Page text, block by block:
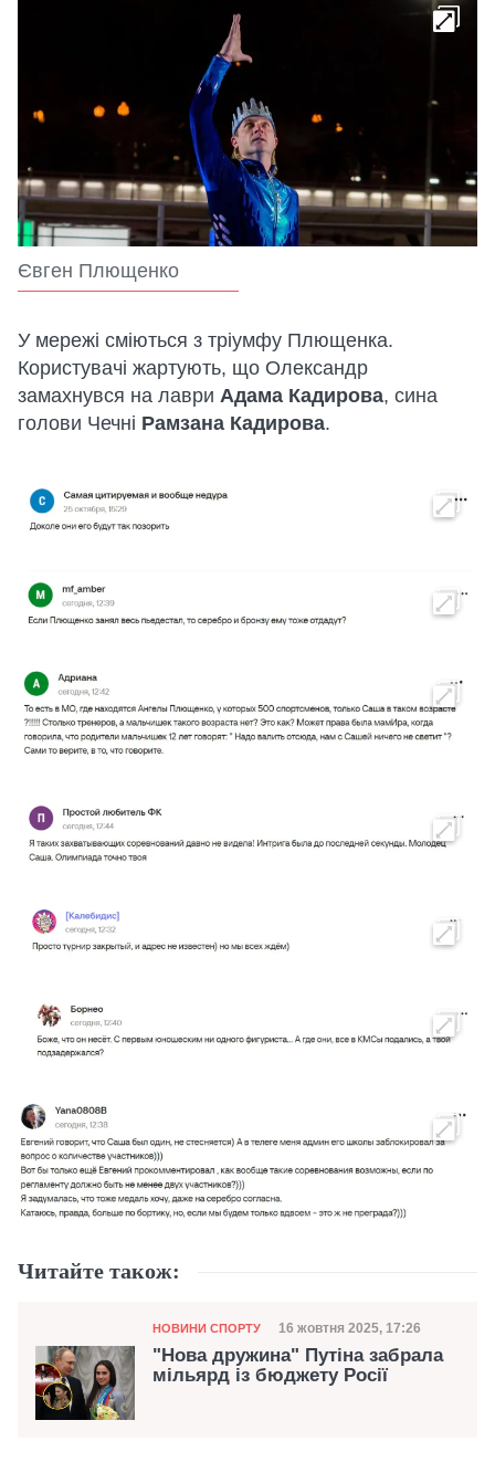
Євген Плющенко
У мережі сміються з тріумфу Плющенка.
Користувачі жартують, що Олександр
замахнувся на лаври Адама Кадирова, сина
голови Чечні Рамзана Кадирова.
Читайте також:
Категорія
НОВИНИ СПОРТУ Дата публікації
16 жовтня 2025, 17:26
"Нова дружина" Путіна забрала
мільярд із бюджету Росії